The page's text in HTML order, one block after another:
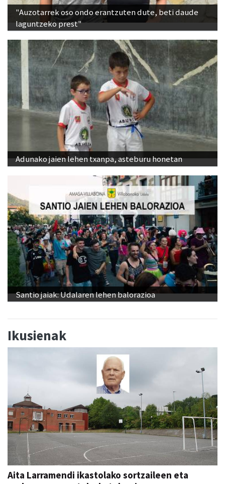
"Auzotarrek oso ondo erantzuten dute, beti daude
laguntzeko prest"
Adunako jaien lehen txanpa, asteburu honetan
Santio jaiak: Udalaren lehen balorazioa
Ikusienak
Aita Larramendi ikastolako sortzaileen eta